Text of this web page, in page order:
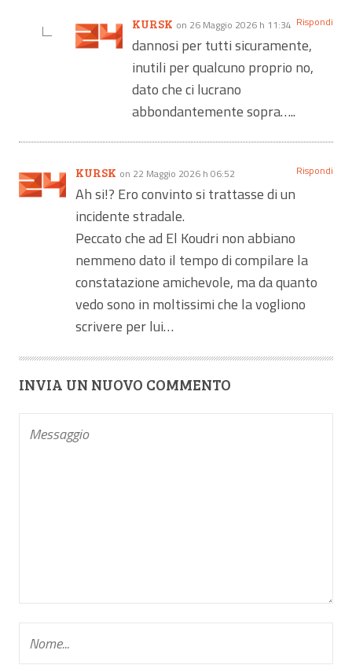
KURSK on 26 Maggio 2026 h 11:34 Rispondi
dannosi per tutti sicuramente,
inutili per qualcuno proprio no,
dato che ci lucrano
abbondantemente sopra…..
KURSK on 22 Maggio 2026 h 06:52 Rispondi
Ah si!? Ero convinto si trattasse di un
incidente stradale.
Peccato che ad El Koudri non abbiano
nemmeno dato il tempo di compilare la
constatazione amichevole, ma da quanto
vedo sono in moltissimi che la vogliono
scrivere per lui…
INVIA UN NUOVO COMMENTO